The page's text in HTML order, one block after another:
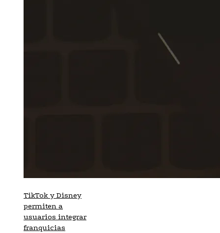
TikTok y Disney
permiten a
usuarios integrar
franquicias